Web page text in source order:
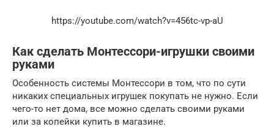
https://youtube.com/watch?v=456tc-vp-aU
Как сделать Монтессори-игрушки своими
руками
Особенность системы Монтессори в том, что по сути
никаких специальных игрушек покупать не нужно. Если
чего-то нет дома, все можно сделать своими руками
или за копейки купить в магазине.